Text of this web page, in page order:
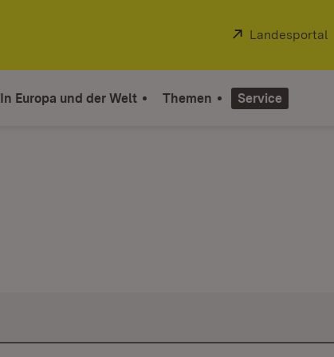
Extern:
Landesportal
In Europa und der Welt Themen Service